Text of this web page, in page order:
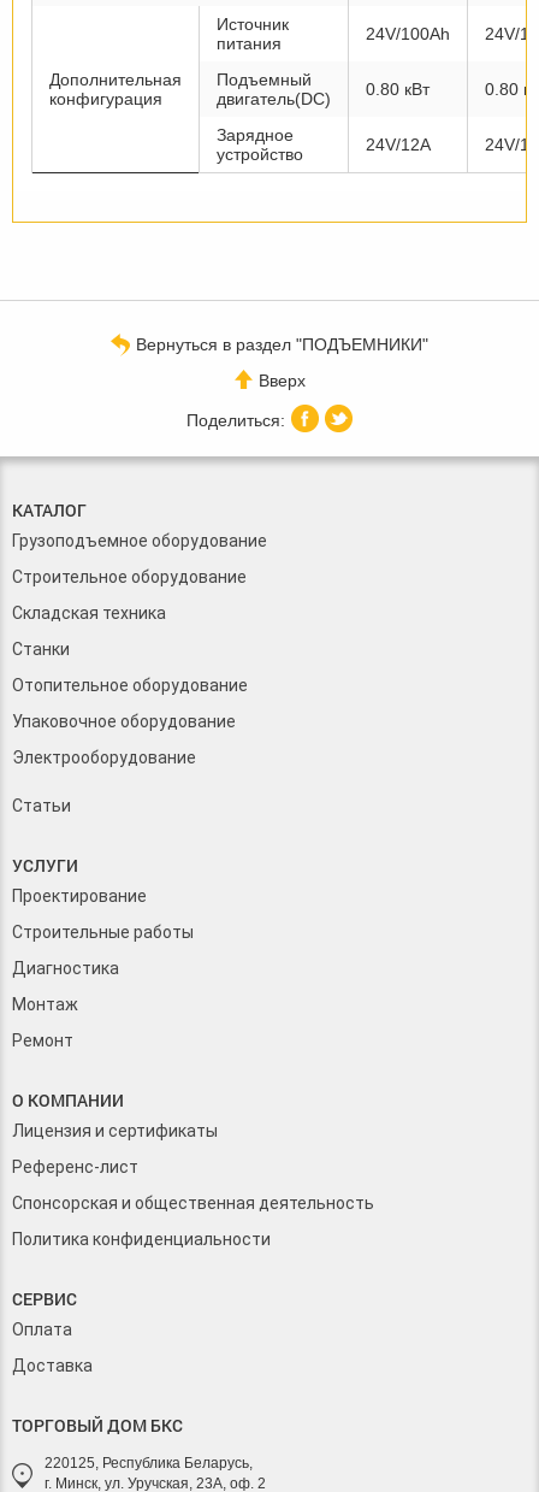
Дополнительная
конфигурация
Источник
питания
24V/100Ah 24V/
Подъемный
двигатель(DC)
0.80 кВт 0.80
Зарядное
устройство
24V/12A 24V/
Вернуться в раздел "ПОДЪЕМНИКИ"
Вверх
КАТАЛОГ
Грузоподъемное оборудование
Строительное оборудование
Складская техника
Станки
Отопительное оборудование
Упаковочное оборудование
Электрооборудование
Статьи
УСЛУГИ
Проектирование
Строительные работы
Диагностика
Монтаж
Ремонт
О КОМПАНИИ
Лицензия и сертификаты
Референс-лист
Спонсорская и общественная деятельность
Политика конфиденциальности
СЕРВИС
Оплата
Доставка
ТОРГОВЫЙ ДОМ БКС
220125, Республика Беларусь,
г. Минск, ул. Уручская, 23А, оф. 2